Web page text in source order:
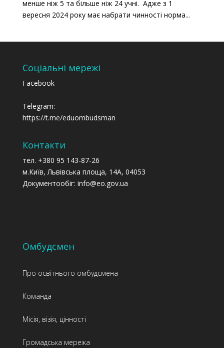
менше ніж 5 та більше ніж 24 учні. Адже з 1
вересня 2024 року має набрати чинності норма...
Соціальні мережі
Facebook
Telegram:
https://t.me/eduombudsman
Контакти
тел. +380 95 143-87-26
м.Київ, Львівська площа, 14А, 04053
Документообіг: info@eo.gov.ua
Омбудсмен
Про освітнього омбудсмена
Команда
Місія, візія, цінності
Громадська мережа